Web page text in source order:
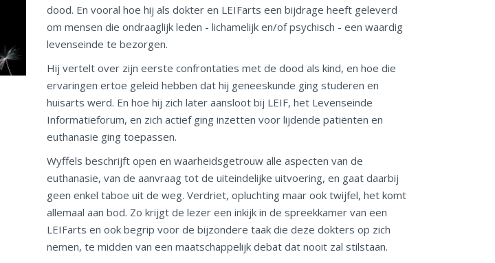
dood. En vooral hoe hij als dokter en LEIFarts een bijdrage heeft geleverd
om mensen die ondraaglijk leden - lichamelijk en/of psychisch - een waardig
levenseinde te bezorgen.
Hij vertelt over zijn eerste confrontaties met de dood als kind, en hoe die
ervaringen ertoe geleid hebben dat hij geneeskunde ging studeren en
huisarts werd. En hoe hij zich later aansloot bij LEIF, het Levenseinde
Informatieforum, en zich actief ging inzetten voor lijdende patiënten en
euthanasie ging toepassen.
Wyffels beschrijft open en waarheidsgetrouw alle aspecten van de
euthanasie, van de aanvraag tot de uiteindelijke uitvoering, en gaat daarbij
geen enkel taboe uit de weg. Verdriet, opluchting maar ook twijfel, het komt
allemaal aan bod. Zo krijgt de lezer een inkijk in de spreekkamer van een
LEIFarts en ook begrip voor de bijzondere taak die deze dokters op zich
nemen, te midden van een maatschappelijk debat dat nooit zal stilstaan.